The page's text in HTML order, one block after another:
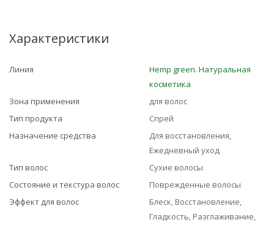
Характеристики
Линия
Hemp green. Натуральная
косметика
Зона применения
для волос
Тип продукта
Спрей
Назначение средства
Для восстановления,
Ежедневный уход
Тип волос
Сухие волосы
Состояние и текстура волос
Поврежденные волосы
Эффект для волос
Блеск, Восстановление,
Гладкость, Разглаживание,